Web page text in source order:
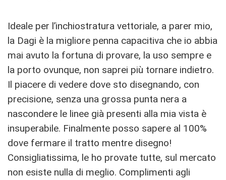
Ideale per l’inchiostratura vettoriale, a parer mio,
la Dagi è la migliore penna capacitiva che io abbia
mai avuto la fortuna di provare, la uso sempre e
la porto ovunque, non saprei più tornare indietro.
Il piacere di vedere dove sto disegnando, con
precisione, senza una grossa punta nera a
nascondere le linee già presenti alla mia vista è
insuperabile. Finalmente posso sapere al 100%
dove fermare il tratto mentre disegno!
Consigliatissima, le ho provate tutte, sul mercato
non esiste nulla di meglio. Complimenti agli